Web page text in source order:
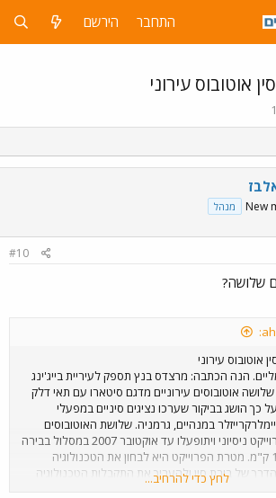
התחבר הירשם
אוטובוס עירוני
New מנהל
#10
שלושה?
אוטובוס עירוני
הנה הכתבה: מרצדס בנץ תספק לעיריית בייג'ינג
אוטובוסים עירוניים מדגם סיטארו עם תאי דלק
כך הושג בביקור שערכו נציגים סיניים במפעלי
במנהיים, גרמניה. שלושת האוטובוסים
יפעלו במסגרת פרוייקט ניסיוני ויתופעלו עד אוקטובר 2007 במסלול בבירה
הסינית שאורכו 19 ק"מ. מטרת הפרוייקט היא לבחון את הטכנולוגיה
של בירת סין ולהעריך את התקבלות הטכנולוגיה
מטרות אחרות הן טכנולוגיות כמו צבירת ניסיון בתפעול
לחץ כדי להרחיב...